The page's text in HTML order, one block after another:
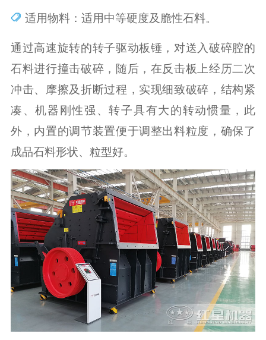
适用物料：适用中等硬度及脆性石料。
通过高速旋转的转子驱动板锤，对送入破碎腔的
石料进行撞击破碎，随后，在反击板上经历二次
冲击、摩擦及折断过程，实现细致破碎，结构紧
凑、机器刚性强、转子具有大的转动惯量，此
外，内置的调节装置便于调整出料粒度，确保了
成品石料形状、粒型好。